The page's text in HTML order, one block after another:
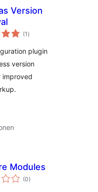
Version
(1 Bewertungen
insgesamt
)
plugin
version
improved
Modules
(0Bewertungen
insgesamt
)